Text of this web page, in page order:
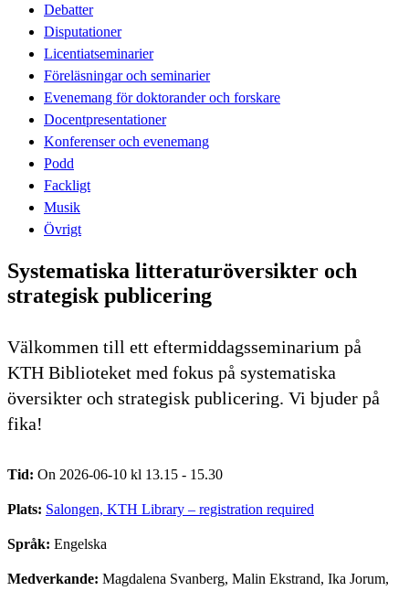
Debatter
Disputationer
Licentiatseminarier
Föreläsningar och seminarier
Evenemang för doktorander och forskare
Docentpresentationer
Konferenser och evenemang
Podd
Fackligt
Musik
Övrigt
Systematiska litteraturöversikter och
strategisk publicering
Välkommen till ett eftermiddagsseminarium på
KTH Biblioteket med fokus på systematiska
översikter och strategisk publicering. Vi bjuder på
fika!
Tid: On 2026-06-10 kl 13.15 - 15.30
Plats: Salongen, KTH Library – registration required
Språk: Engelska
Medverkande: Magdalena Svanberg, Malin Ekstrand, Ika Jorum,